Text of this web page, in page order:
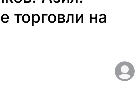
торговли на